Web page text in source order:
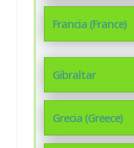
Francia (France)
Gibraltar
Grecia (Greece)